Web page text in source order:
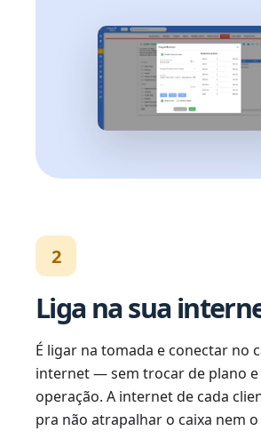
2
Liga na sua
É ligar na tomada e conectar no
internet — sem trocar de plano e
operação. A internet de cada
pra não atrapalhar o caixa nem o